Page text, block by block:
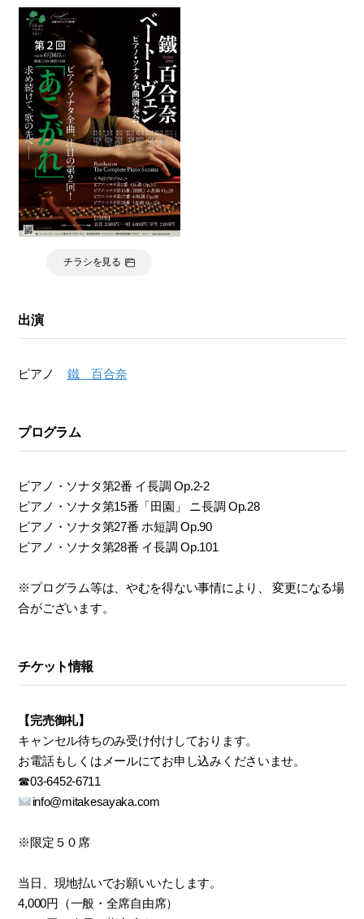
チラシを見る
出演
ピアノ 鐵 百合奈
プログラム
ピアノ・ソナタ第2番 イ長調 Op.2-2
ピアノ・ソナタ第15番「田園」 ニ長調 Op.28
ピアノ・ソナタ第27番 ホ短調 Op.90
ピアノ・ソナタ第28番 イ長調 Op.101
※プログラム等は、やむを得ない事情により、 変更になる場
合がございます。
チケット情報
【完売御礼】
キャンセル待ちのみ受け付けしております。
お電話もしくはメールにてお申し込みくださいませ。
☎︎03-6452-6711
info@mitakesayaka.com
※限定５０席
当日、現地払いでお願いいたします。
4,000円（一般・全席自由席）